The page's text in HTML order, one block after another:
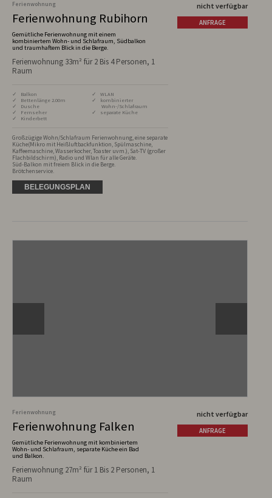
Ferienwohnung
Ferienwohnung Rubihorn
Gemütliche Ferienwohnung mit einem
kombiniertem Wohn- und Schlafraum, Südbalkon
und traumhaftem Blick in die Berge.
Ferienwohnung 33m² für 2 Bis 4 Personen, 1
Raum
✓ Balkon
✓ Bettenlänge 2.00m
✓ Dusche
✓ Fernseher
✓ Kinderbett
✓ WLAN
✓ kombinierter
Wohn-/Schlafraum
✓ separate Küche
Großzügige Wohn/Schlafraum Ferienwohnung, eine separate
Küche(Mikro mit Heißluftbackfunktion, Spülmaschine,
Kaffeemaschine, Wasserkocher, Toaster uvm.), Sat-TV (großer
Flachbildschirm), Radio und Wlan für alle Geräte.
Süd-Balkon mit freiem Blick in die Berge.
Brötchenservice.
nicht verfügbar
ANFRAGE
BELEGUNGSPLAN
Ferienwohnung
Ferienwohnung Falken
Gemütliche Ferienwohnung mit kombiniertem
Wohn- und Schlafraum, separate Küche ein Bad
und Balkon.
Ferienwohnung 27m² für 1 Bis 2 Personen, 1
Raum
nicht verfügbar
ANFRAGE